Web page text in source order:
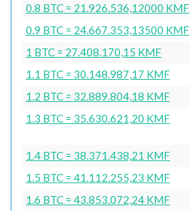
0.8 BTC = 21.926.536,12000 KMF
0.9 BTC = 24.667.353,13500 KMF
1 BTC = 27.408.170,15 KMF
1.1 BTC = 30.148.987,17 KMF
1.2 BTC = 32.889.804,18 KMF
1.3 BTC = 35.630.621,20 KMF
1.4 BTC = 38.371.438,21 KMF
1.5 BTC = 41.112.255,23 KMF
1.6 BTC = 43.853.072,24 KMF